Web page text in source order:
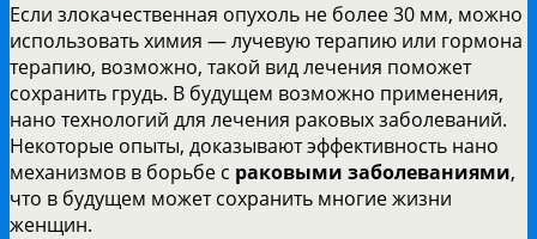
Если злокачественная опухоль не более 30 мм, можно
использовать химия — лучевую терапию или гормона
терапию, возможно, такой вид лечения поможет
сохранить грудь. В будущем возможно применения,
нано технологий для лечения раковых заболеваний.
Некоторые опыты, доказывают эффективность нано
механизмов в борьбе с раковыми заболеваниями,
что в будущем может сохранить многие жизни
женщин.